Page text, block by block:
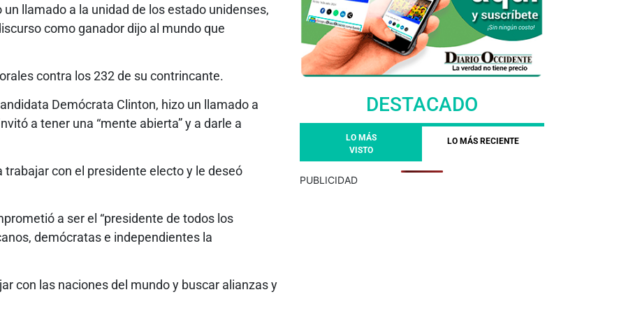
llamado a la unidad de los estado unidenses,
como ganador dijo al mundo que
contra los 232 de su contrincante.
Demócrata Clinton, hizo un llamado a
a tener una “mente abierta” y a darle a
con el presidente electo y le deseó
a ser el “presidente de todos los
demócratas e independientes la
con las naciones del mundo y buscar alianzas y
DESTACADO
LO MÁS
VISTO
LO MÁS RECIENTE
PUBLICIDAD